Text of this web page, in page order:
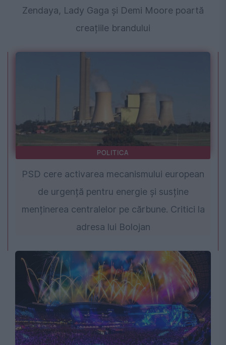
Zendaya, Lady Gaga și Demi Moore poartă
creațiile brandului
POLITICA
PSD cere activarea mecanismului european
de urgență pentru energie și susține
menținerea centralelor pe cărbune. Critici la
adresa lui Bolojan